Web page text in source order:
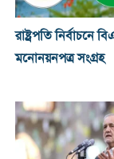
রাষ্ট্রপতি নির্বাচনে
মনোনয়নপত্র সংগ্রহ